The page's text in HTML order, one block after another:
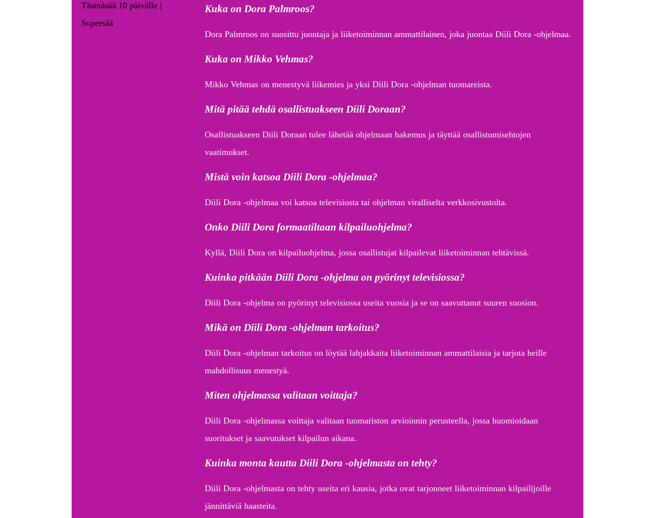
Kuka on Dora Palmroos?
Dora Palmroos on suosittu juontaja ja liiketoiminnan ammattilainen, joka juontaa Diili Dora -ohjelmaa.
Kuka on Mikko Vehmas?
Mikko Vehmas on menestyvä liikemies ja yksi Diili Dora -ohjelman tuomareista.
Mitä pitää tehdä osallistuakseen Diili Doraan?
Osallistuakseen Diili Doraan tulee lähetää ohjelmaan hakemus ja täyttää osallistumisehtojen
vaatimukset.
Mistä voin katsoa Diili Dora -ohjelmaa?
Diili Dora -ohjelmaa voi katsoa televisiosta tai ohjelman viralliselta verkkosivustolta.
Onko Diili Dora formaatiltaan kilpailuohjelma?
Kyllä, Diili Dora on kilpailuohjelma, jossa osallistujat kilpailevat liiketoiminnan tehtävissä.
Kuinka pitkään Diili Dora -ohjelma on pyörinyt televisiossa?
Diili Dora -ohjelma on pyörinyt televisiossa useita vuosia ja se on saavuttanut suuren suosion.
Mikä on Diili Dora -ohjelman tarkoitus?
Diili Dora -ohjelman tarkoitus on löytää lahjakkaita liiketoiminnan ammattilaisia ja tarjota heille
mahdollisuus menestyä.
Miten ohjelmassa valitaan voittaja?
Diili Dora -ohjelmassa voittaja valitaan tuomariston arvioinnin perusteella, jossa huomioidaan
suoritukset ja saavutukset kilpailun aikana.
Kuinka monta kautta Diili Dora -ohjelmasta on tehty?
Diili Dora -ohjelmasta on tehty useita eri kausia, jotka ovat tarjonneet liiketoiminnan kilpailijoille
jännittäviä haasteita.
Täsmäsää 10 päivälle |
Supersää